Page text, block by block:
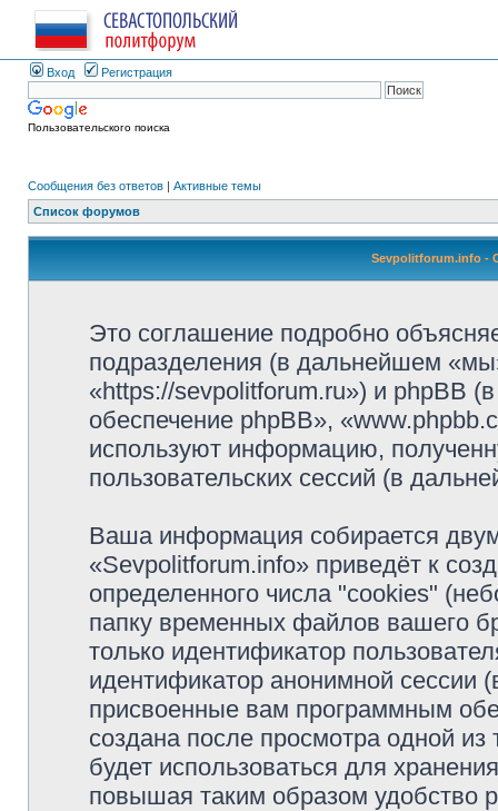
Вход Регистрация
Пользовательского поиска
Сообщения без ответов | Активные темы
Список форумов
Sevpolitforum.info -
Это соглашение подробно
подразделения (в дальнейшем
«https://sevpolitforum.ru») и phpBB
обеспечение phpBB»,
используют информацию,
пользовательских сессий (в
Ваша информация собирается
«Sevpolitforum.info» приведёт к
определенного числа "cookies"
папку временных файлов вашего
только идентификатор
идентификатор анонимной сессии
присвоенные вам программным
создана после просмотра одной
будет использоваться для
повышая таким образом удобство